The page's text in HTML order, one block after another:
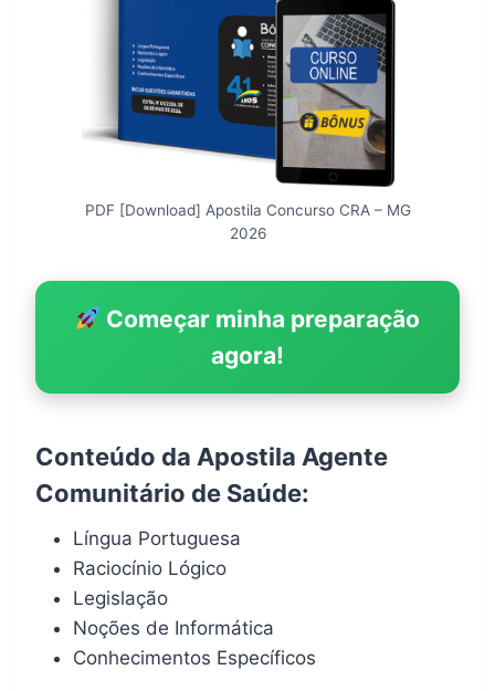
PDF [Download] Apostila Concurso CRA – MG
2026
Começar minha preparação
agora!
Conteúdo da Apostila Agente
Comunitário de Saúde:
Língua Portuguesa
Raciocínio Lógico
Legislação
Noções de Informática
Conhecimentos Específicos